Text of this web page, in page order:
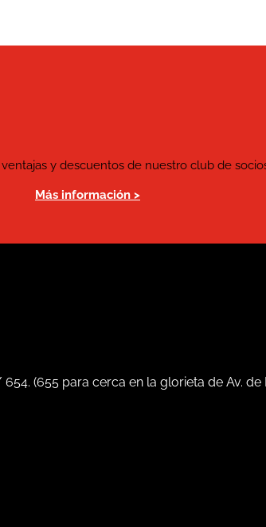
y descuentos de nuestro club de
Más información >
654. (655 para cerca en la glorieta de Av. de